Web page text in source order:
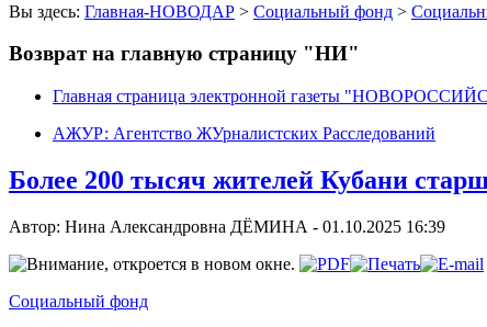
Вы здесь: Главная-НОВОДАР > Социальный фонд >
Возврат на главную страницу "НИ"
Главная страница электронной газеты
АЖУР: Агентство ЖУрналистских Расследований
Более 200 тысяч жителей Кубани
Автор: Нина Александровна ДЁМИНА - 01.10.2025 16:39
Социальный фонд